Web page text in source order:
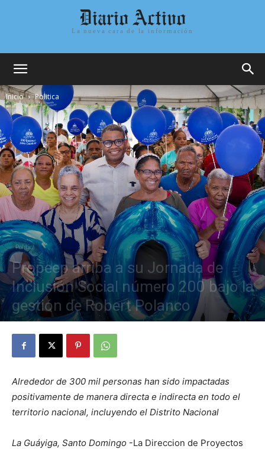
Diario Activo
La nueva cara de la información
Inicio Politica
Politica
Propeep arriba a su Jornada de
Inclusión Social número 200 bajo la
gestión de Robert Polanco
Por Elizabeth Diaz - 31 de agosto de 2025 431 0
Alrededor de 300 mil personas han sido impactadas
positivamente de manera directa e indirecta en todo el
territorio nacional, incluyendo el Distrito Nacional
La Guáyiga, Santo Domingo -La Direccion de Proyectos